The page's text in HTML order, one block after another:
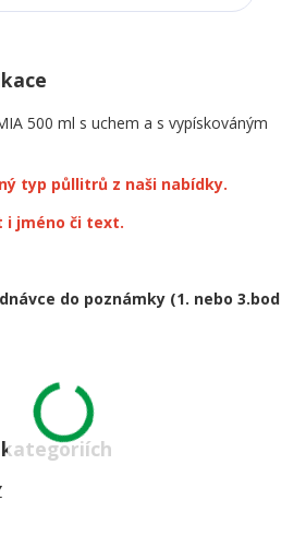
500 ml s uchem a s vypískováným
typ půllitrů z naši nabídky.
i jméno či text.
do poznámky (1. nebo 3.bod